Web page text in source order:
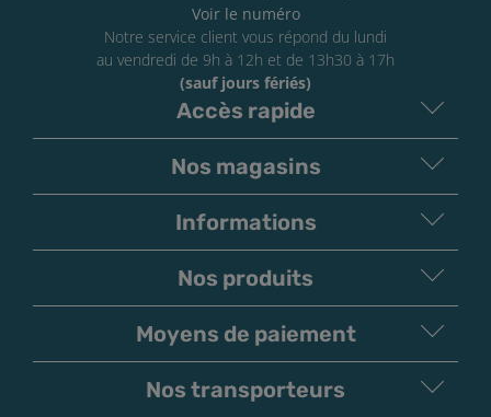
Voir le numéro
Notre service client vous répond du lundi
au vendredi de 9h à 12h et de 13h30 à 17h
(sauf jours fériés)
Accès rapide
Nos magasins
Informations
Nos produits
Moyens de paiement
Nos transporteurs